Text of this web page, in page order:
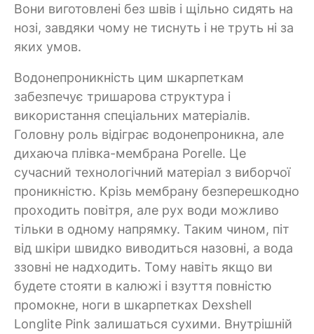
Вони виготовлені без швів і щільно сидять на
нозі, завдяки чому не тиснуть і не труть ні за
яких умов.
Водонепроникність цим шкарпеткам
забезпечує тришарова структура і
використання спеціальних матеріалів.
Головну роль відіграє водонепроникна, але
дихаюча плівка-мембрана Porelle. Це
сучасний технологічний матеріал з виборчої
проникністю. Крізь мембрану безперешкодно
проходить повітря, але рух води можливо
тільки в одному напрямку. Таким чином, піт
від шкіри швидко виводиться назовні, а вода
ззовні не надходить. Тому навіть якщо ви
будете стояти в калюжі і взуття повністю
промокне, ноги в шкарпетках Dexshell
Longlite Pink залишаться сухими. Внутрішній